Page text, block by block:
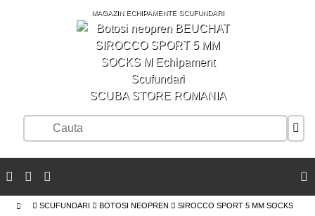
MAGAZIN ECHIPAMENTE SCUFUNDARI
SCUBA STORE ROMANIA
SCUFUNDARI BOTOSI NEOPREN SIROCCO SPORT 5 MM SOCKS